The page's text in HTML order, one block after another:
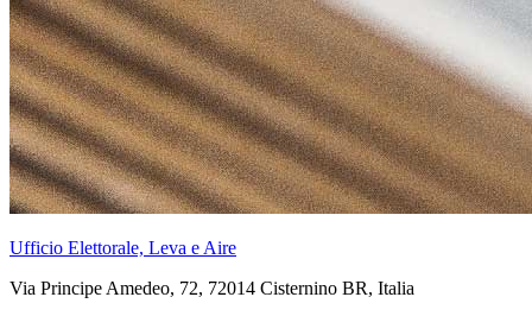
Ufficio Elettorale, Leva e Aire
Via Principe Amedeo, 72, 72014 Cisternino BR, Italia